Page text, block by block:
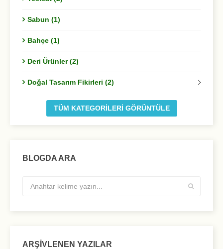
Sabun (1)
Bahçe (1)
Deri Ürünler (2)
Doğal Tasarım Fikirleri (2)
TÜM KATEGORILERI GÖRÜNTÜLE
BLOGDA ARA
ARŞIVLENEN YAZILAR